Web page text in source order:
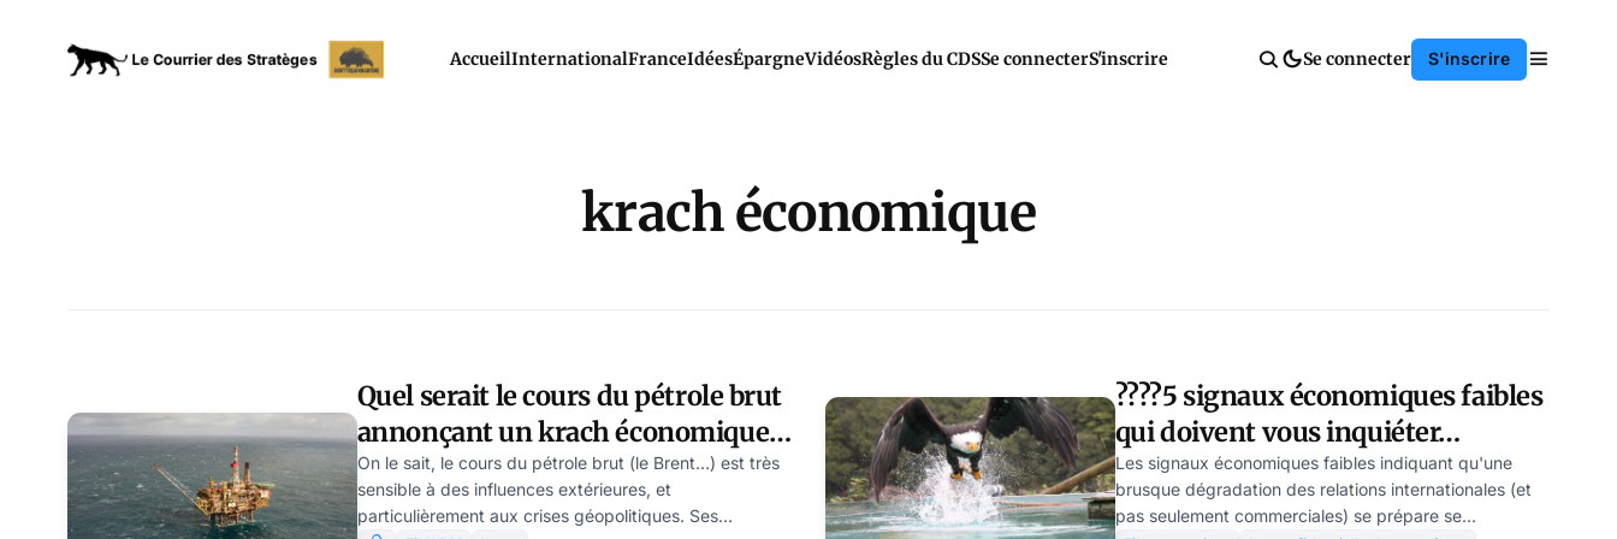
AccueilInternationalFranceIdéesÉpargneVidéosRègles du CDSSe connecterS'inscrire Se connecter S'inscrire
krach économique
Quel serait le cours du pétrole brut
annonçant un krach économique
imminent ? par Arthur Cyclops
On le sait, le cours du pétrole brut (le Brent…) est très
sensible à des influences extérieures, et
particulièrement aux crises géopolitiques. Ses
????5 signaux économiques faibles
qui doivent vous inquiéter…
Les signaux économiques faibles indiquant qu'une
brusque dégradation des relations internationales (et
pas seulement commerciales) se prépare se